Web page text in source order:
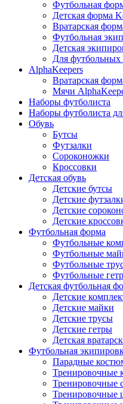
Футбольная
Детская форма
Вратарская
Футбольная
Детская
Для футбольных
AlphaKeepers
Вратарская
Мячи
Наборы футболиста
Наборы футболиста
Обувь
Бутсы
Футзалки
Сороконожки
Кроссовки
Детская обувь
Детские бутсы
Детские
Детские
Детские
Футбольная форма
Футбольные
Футбольные
Футбольные
Футбольные
Детская футбольная
Детские
Детские майки
Детские трусы
Детские гетры
Детская
Футбольная
Парадные
Тренировочные
Тренировочные
Тренировочные